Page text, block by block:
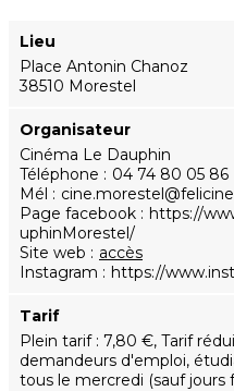
Lieu
Place Antonin Chanoz
38510 Morestel
Organisateur
Cinéma Le Dauphin
Téléphone
04 74 80 05 86
Mél
Page facebook
https://
uphinMorestel/
Site web
accès
Instagram
https://
Tarif
Plein tarif : 7,80 €, Tarif
demandeurs d'emploi,
tous le mercredi (sauf jours